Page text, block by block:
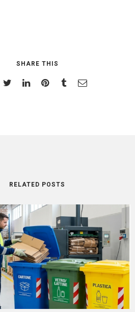
SHARE THIS
RELATED POSTS